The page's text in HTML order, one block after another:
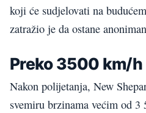
koji će sudjelovati na
zatražio je da ostane
Preko 3500 km/h
Nakon polijetanja, New
svemiru brzinama većim od